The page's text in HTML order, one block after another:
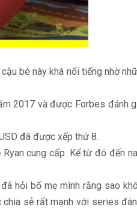
bé này khá nổi tiếng nhờ
2017 và được Forbes đánh
đã được xếp thứ 8.
cung cấp. Kể từ đó đến
hỏi bố mẹ mình rằng sao
sẻ rất mạnh với series